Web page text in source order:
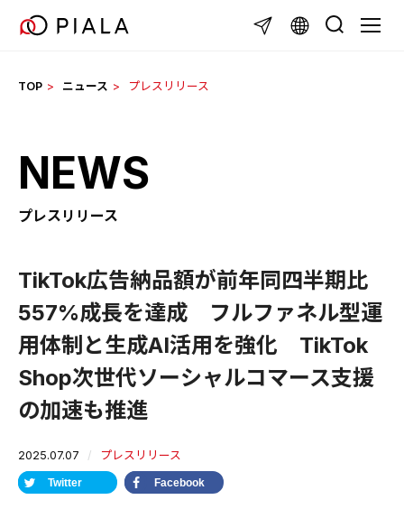
TOP ニュース プレスリリース
NEWS
プレスリリース
TikTok広告納品額が前年同四半期比
557%成長を達成 フルファネル型運
用体制と生成AI活用を強化 TikTok
Shop次世代ソーシャルコマース支援
の加速も推進
2025.07.07 プレスリリース
Twitter Facebook